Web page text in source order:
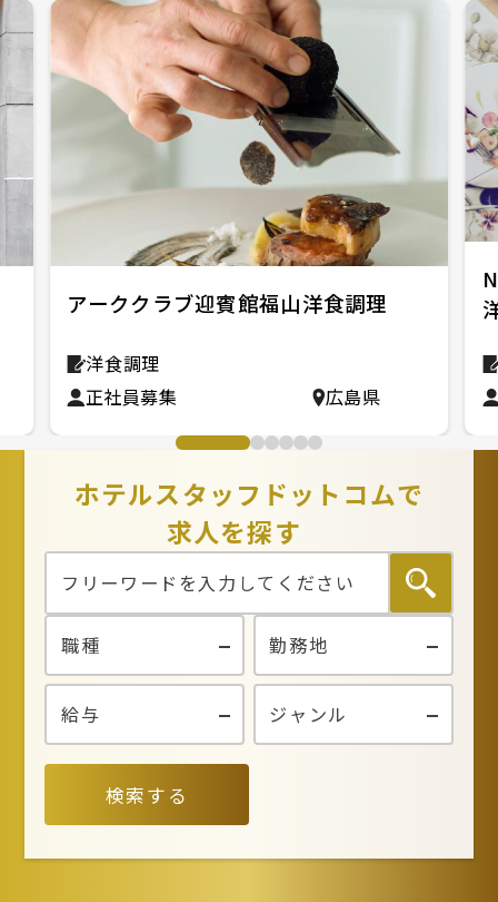
アーククラブ迎賓館福山洋食調理
洋食調理
正社員募集
広島県
ホテルスタッフドットコムで
求人を探す
検索する